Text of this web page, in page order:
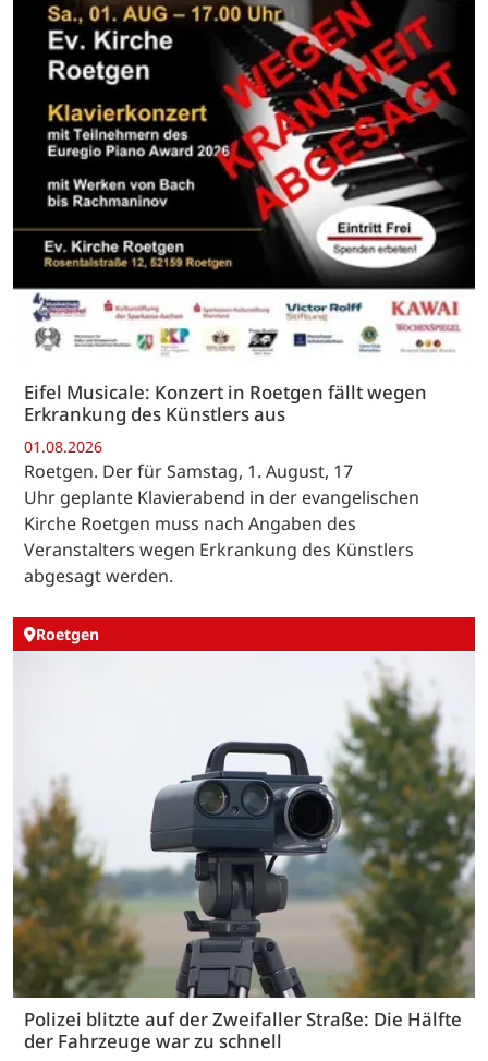
Eifel Musicale: Konzert in Roetgen fällt wegen
Erkrankung des Künstlers aus
01.08.2026
Roetgen. Der für Samstag, 1. August, 17
Uhr geplante Klavierabend in der evangelischen
Kirche Roetgen muss nach Angaben des
Veranstalters wegen Erkrankung des Künstlers
abgesagt werden.
Roetgen
Polizei blitzte auf der Zweifaller Straße: Die Hälfte
der Fahrzeuge war zu schnell